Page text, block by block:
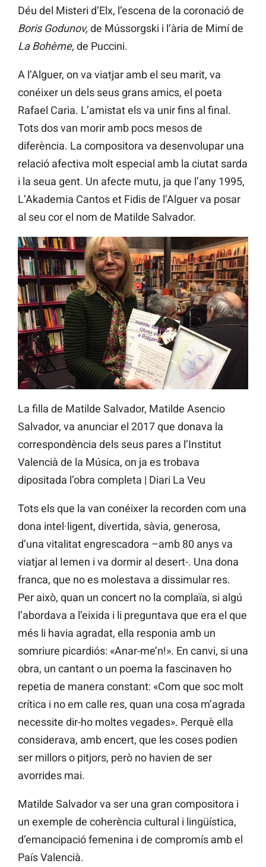
Déu del Misteri d’Elx, l’escena de la coronació de
Boris Godunov, de Mússorgski i l’ària de Mimí de
La Bohème, de Puccini.
A l’Alguer, on va viatjar amb el seu marit, va
conéixer un dels seus grans amics, el poeta
Rafael Caria. L’amistat els va unir fins al final.
Tots dos van morir amb pocs mesos de
diferència. La compositora va desenvolupar una
relació afectiva molt especial amb la ciutat sarda
i la seua gent. Un afecte mutu, ja que l’any 1995,
L’Akademia Cantos et Fidis de l’Alguer va posar
al seu cor el nom de Matilde Salvador.
La filla de Matilde Salvador, Matilde Asencio
Salvador, va anunciar el 2017 que donava la
correspondència dels seus pares a l’Institut
Valencià de la Música, on ja es trobava
dipositada l’obra completa | Diari La Veu
Tots els que la van conéixer la recorden com una
dona intel·ligent, divertida, sàvia, generosa,
d’una vitalitat engrescadora –amb 80 anys va
viatjar al Iemen i va dormir al desert-. Una dona
franca, que no es molestava a dissimular res.
Per això, quan un concert no la complaïa, si algú
l’abordava a l’eixida i li preguntava que era el que
més li havia agradat, ella responia amb un
somriure picardiós: «Anar-me’n!». En canvi, si una
obra, un cantant o un poema la fascinaven ho
repetia de manera constant: «Com que soc molt
crítica i no em calle res, quan una cosa m’agrada
necessite dir-ho moltes vegades». Perquè ella
considerava, amb encert, que les coses podien
ser millors o pitjors, però no havien de ser
avorrides mai.
Matilde Salvador va ser una gran compositora i
un exemple de coherència cultural i lingüística,
d’emancipació femenina i de compromís amb el
País Valencià.